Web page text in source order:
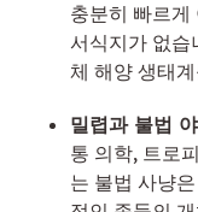
충분히 빠르게
서식지가 없습
체 해양 생태
밀렵과 불법
통 의학, 트로
는 불법 사냥